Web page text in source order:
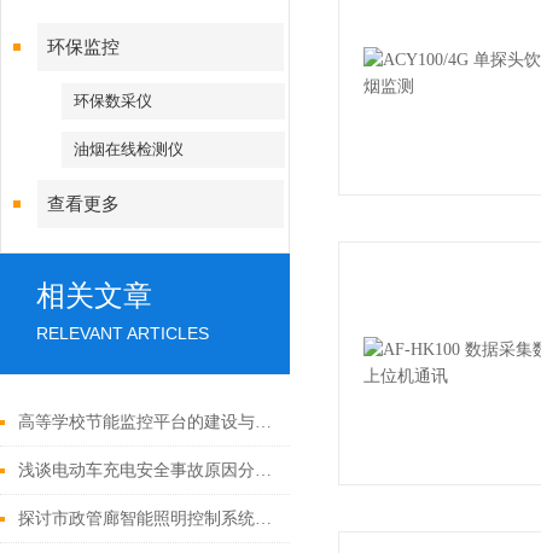
环保监控
环保数采仪
油烟在线检测仪
查看更多
相关文章
RELEVANT ARTICLES
高等学校节能监控平台的建设与创新研究
浅谈电动车充电安全事故原因分析与解决方案
探讨市政管廊智能照明控制系统研究分析